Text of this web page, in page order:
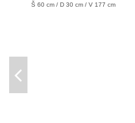
Š 60 cm / D 30 cm / V 177 cm